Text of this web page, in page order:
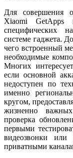
Для совершения
Xiaomi GetApps
специфических
системе гаджета.
чего встроенный
необходимые
Многих
если основной
недоступен по
именно
кругом,
жизненно
проверка
первыми
видеозвонки или
приватными